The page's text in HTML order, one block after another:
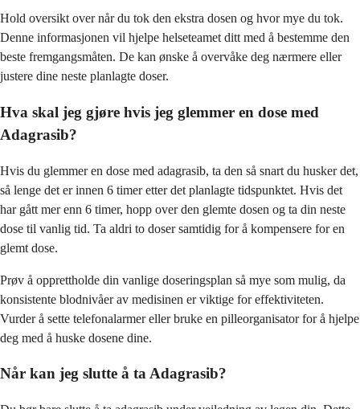
Hold oversikt over når du tok den ekstra dosen og hvor mye du tok.
Denne informasjonen vil hjelpe helseteamet ditt med å bestemme den
beste fremgangsmåten. De kan ønske å overvåke deg nærmere eller
justere dine neste planlagte doser.
Hva skal jeg gjøre hvis jeg glemmer en dose med
Adagrasib?
Hvis du glemmer en dose med adagrasib, ta den så snart du husker det,
så lenge det er innen 6 timer etter det planlagte tidspunktet. Hvis det
har gått mer enn 6 timer, hopp over den glemte dosen og ta din neste
dose til vanlig tid. Ta aldri to doser samtidig for å kompensere for en
glemt dose.
Prøv å opprettholde din vanlige doseringsplan så mye som mulig, da
konsistente blodnivåer av medisinen er viktige for effektiviteten.
Vurder å sette telefonalarmer eller bruke en pilleorganisator for å hjelpe
deg med å huske dosene dine.
Når kan jeg slutte å ta Adagrasib?